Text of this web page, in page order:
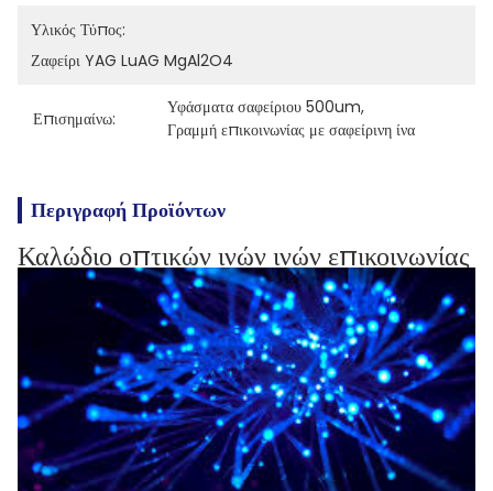
Υλικός Τύπος:
Ζαφείρι YAG LuAG MgAl2O4
Επισημαίνω:
Υφάσματα σαφείριου 500um,
Γραμμή επικοινωνίας με σαφείρινη ίνα
Περιγραφή Προϊόντων
Καλώδιο οπτικών ινών ινών επικοινωνίας